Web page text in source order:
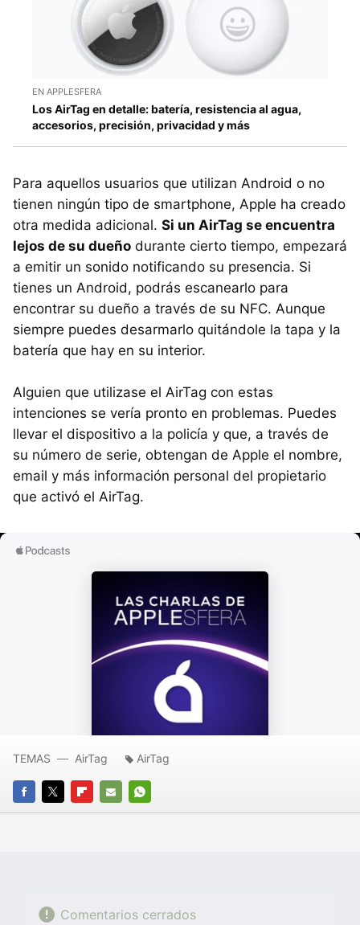
EN APPLESFERA
Los AirTag en detalle: batería, resistencia al agua,
accesorios, precisión, privacidad y más
Para aquellos usuarios que utilizan Android o no
tienen ningún tipo de smartphone, Apple ha creado
otra medida adicional. Si un AirTag se encuentra
lejos de su dueño durante cierto tiempo, empezará
a emitir un sonido notificando su presencia. Si
tienes un Android, podrás escanearlo para
encontrar su dueño a través de su NFC. Aunque
siempre puedes desarmarlo quitándole la tapa y la
batería que hay en su interior.
Alguien que utilizase el AirTag con estas
intenciones se vería pronto en problemas. Puedes
llevar el dispositivo a la policía y que, a través de
su número de serie, obtengan de Apple el nombre,
email y más información personal del propietario
que activó el AirTag.
FACEBOOK
TWITTERFLIPBOARD
E-
WHATSAPP
TEMAS AirTag AirTag
Comentarios cerrados